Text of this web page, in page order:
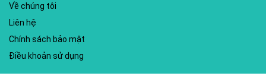
Về chúng tôi
Liên hệ
Chính sách bảo mật
Điều khoản sử dụng